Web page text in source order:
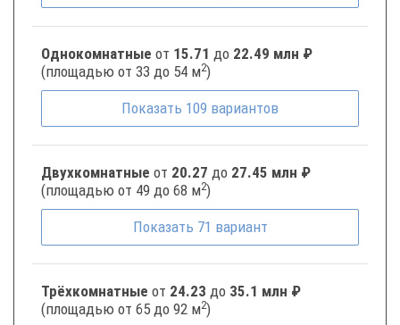
Однокомнатные от 15.71 до 22.49 млн ₽
(площадью от 33 до 54 м2)
Показать 109 вариантов
Двухкомнатные от 20.27 до 27.45 млн ₽
(площадью от 49 до 68 м2)
Показать 71 вариант
Трёхкомнатные от 24.23 до 35.1 млн ₽
(площадью от 65 до 92 м2)